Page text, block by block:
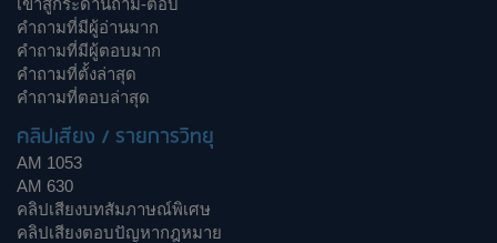
เข้าสู่กระดานถาม-ตอบ
คำถามที่มีผู้อ่านมาก
คำถามที่มีผู้ตอบมาก
คำถามที่ตั้งล่าสุด
คำถามที่ตอบล่าสุด
คลิปเสียง / รายการวิทยุ
AM 1053
AM 630
คลิปเสียงบทสัมภาษณ์พิเศษ
คลิปเสียงตอบปัญหากฎหมาย